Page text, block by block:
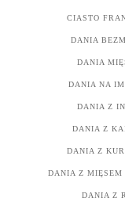
CIASTO
DANIA
DANIA
DANIA NA
DANIA Z
DANIA Z
DANIA Z
DANIA Z MIĘSEM
DANIA Z